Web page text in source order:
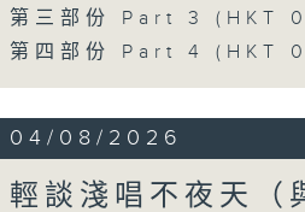
第三部份 Part 3 (HKT
第四部份 Part 4 (HKT
04/08/2026
輕談淺唱不夜天（